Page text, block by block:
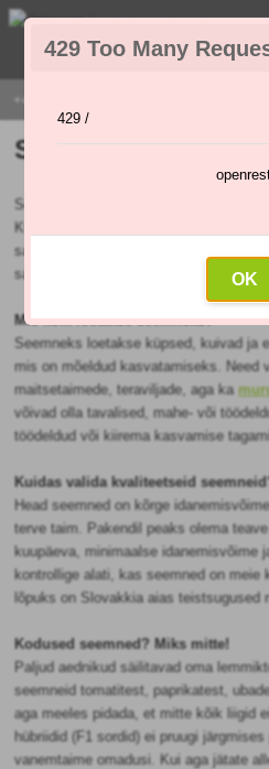
429 Too Many
429 /
OK
+421 915 420 295 | E-R 9:00 - 16:00
Seed
See on
Kvaliteetne seeme on kogu hooaja edu
saame korjata täis korvid
salateid.
Mis kõik loetakse seemneks?
Seemneks loetakse küpsed, kuivad ja
mis on mõeldud kasvatamiseks. Need
maitsetaimede, teraviljade, aga ka
võivad olla tavalised, mahe- või
töödeldud või kiirema kasvamise
Kuidas valida kvaliteetseid
Head seemned on kõrge
terve taim. Pakendil peaks olema
kuupäeva, minimaalse idanemisvõime
kontrollige alati, kas seemned on meie
lõpuks on Slovakkia aias teistsugused
Kodused seemned? Miks mitte!
Paljud aednikud säilitavad oma
seemneid tomatitest, paprikatest,
aga meeles pidada, et mitte kõik liigid
hübriidid (F1 sordid) ei pruugi
vanemtaime omadusi. Kui aga jätate